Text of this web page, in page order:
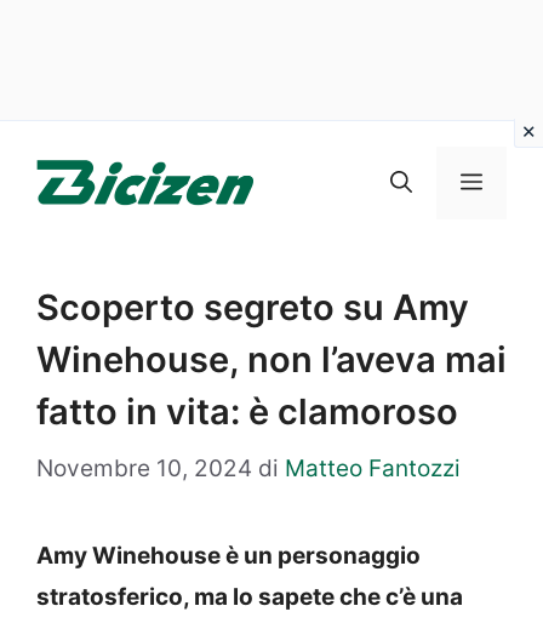
Menu
Scoperto segreto su Amy
Winehouse, non l’aveva mai
fatto in vita: è clamoroso
Novembre 10, 2024 di Matteo Fantozzi
Amy Winehouse è un personaggio
stratosferico, ma lo sapete che c’è una